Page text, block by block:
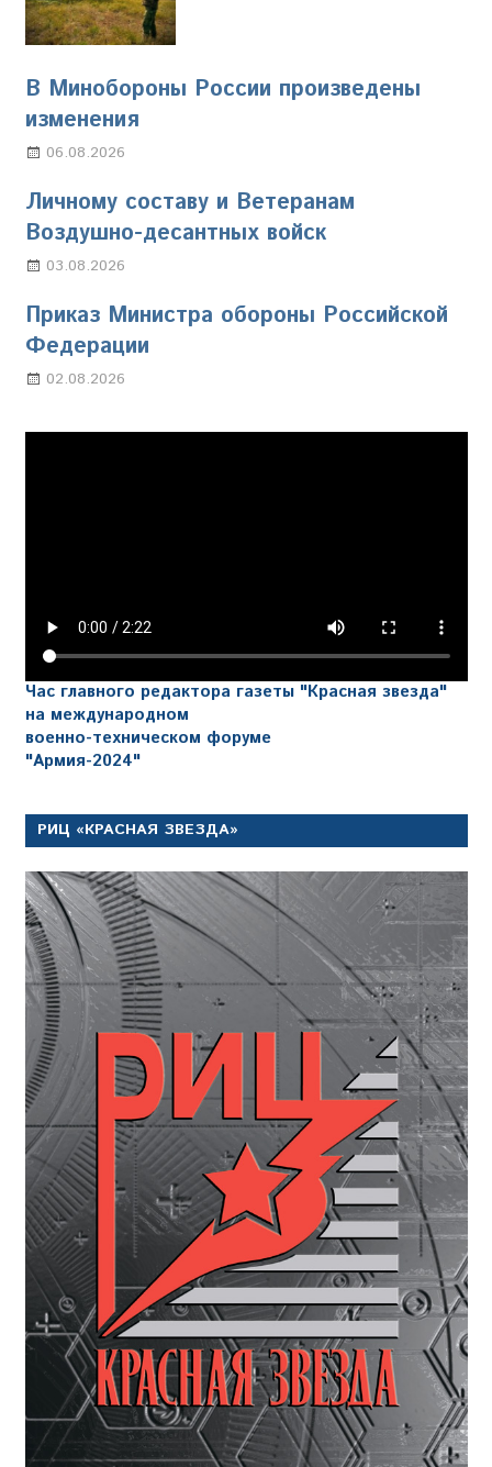
В Минобороны России произведены
изменения
06.08.2026
Личному составу и Ветеранам
Воздушно-десантных войск
03.08.2026
Приказ Министра обороны Российской
Федерации
02.08.2026
Час главного редактора газеты "Красная звезда"
на международном
военно-техническом форуме
"Армия-2024"
РИЦ «КРАСНАЯ ЗВЕЗДА»